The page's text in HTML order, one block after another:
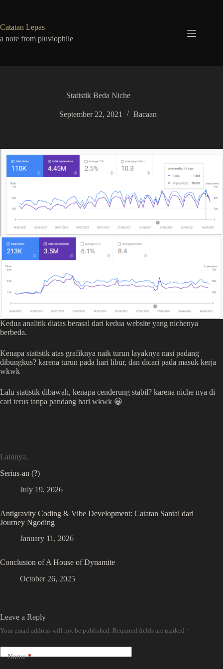
Catatan Lepas
a note from pluviophile
Statistik Beda Niche
September 22, 2021 Bacaan
Kedua analitik diatas berasal dari kedua website yang nichenya
berbeda.
Kenapa statistik atas grafiknya naik turun layaknya nasi padang
dibungkus? karena turun pada hari libur, dan dicari pada masuk kerja
wkwk
Lalu statistik dibawah, kenapa cenderung stabil? karena niche nya di
cari terus tanpa pandang hari wkwk 😀
Lainnya..
Serius-an (?)
July 19, 2026
Antigravity Coding & Vibe Development: Catatan Santai dari
Journey Ngoding
January 11, 2026
Conclusion of A House of Dynamite
October 26, 2025
Leave a Reply
Your email address will not be published. Required fields are marked *
Name*